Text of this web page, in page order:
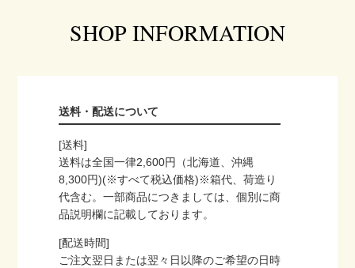
SHOP INFORMATION
送料・配送について
[送料]
送料は全国一律2,600円（北海道、沖縄
8,300円)(※すべて税込価格)※箱代、荷造り
代含む。一部商品につきましては、個別に商
品説明欄に記載しております。
[配送時間]
ご注文翌日または翌々日以降のご希望の日時